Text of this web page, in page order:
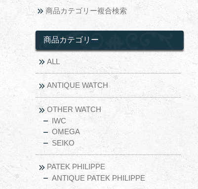
商品カテゴリー複合検索
商品カテゴリー
ALL
ANTIQUE WATCH
OTHER WATCH
IWC
OMEGA
SEIKO
PATEK PHILIPPE
ANTIQUE PATEK PHILIPPE